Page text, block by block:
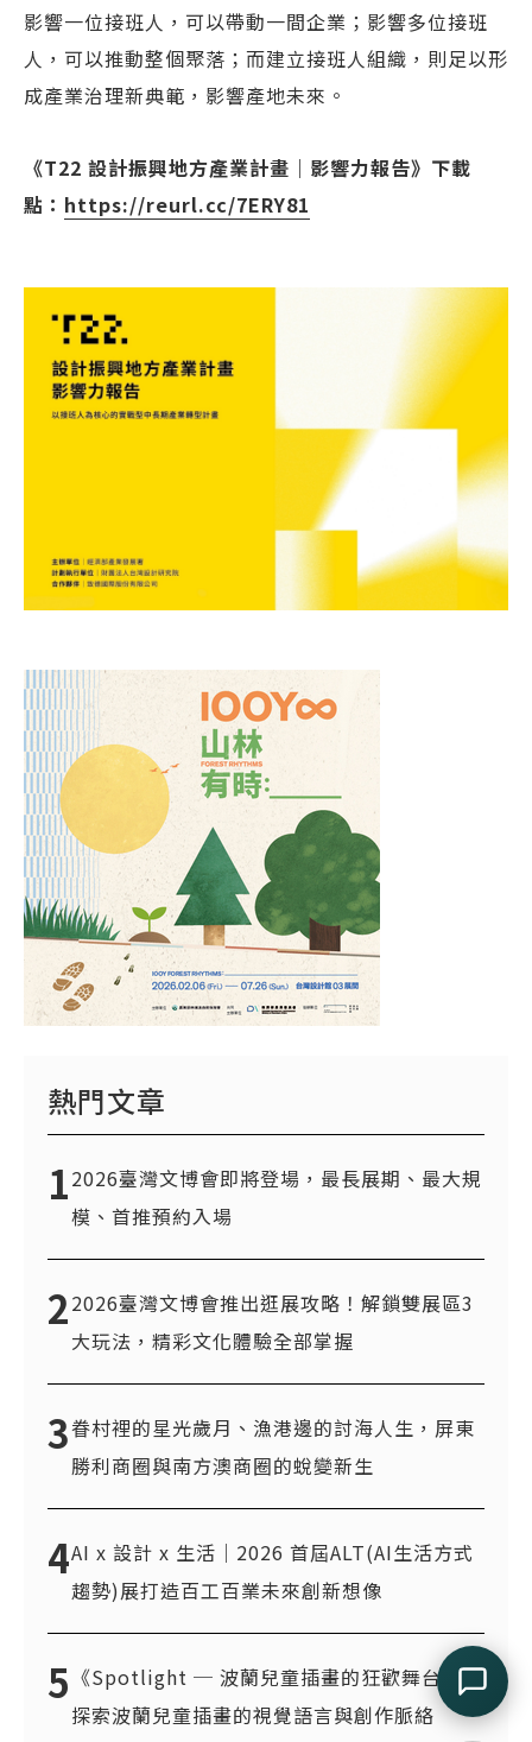
影響一位接班人，可以帶動一間企業；影響多位接班
人，可以推動整個聚落；而建立接班人組織，則足以形
成產業治理新典範，影響產地未來。
《T22 設計振興地方產業計畫｜影響力報告》下載
點： https://reurl.cc/7ERY81
熱門文章
12026臺灣文博會即將登場，最長展期、最大規
模、首推預約入場
22026臺灣文博會推出逛展攻略！解鎖雙展區3
大玩法，精彩文化體驗全部掌握
3眷村裡的星光歲月、漁港邊的討海人生，屏東
勝利商圈與南方澳商圈的蛻變新生
4AI x 設計 x 生活｜2026 首屆ALT(AI生活方式
趨勢)展打造百工百業未來創新想像
5 《Spotlight ─ 波蘭兒童插畫的狂歡舞台》
探索波蘭兒童插畫的視覺語言與創作脈絡